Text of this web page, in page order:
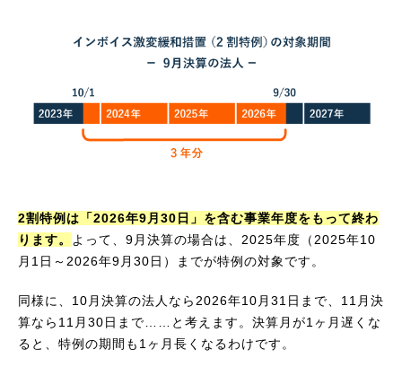
2割特例は「2026年9月30日」を含む事業年度をもって終わ
ります。
よって、9月決算の場合は、2025年度（2025年10
月1日～2026年9月30日）までが特例の対象です。
同様に、10月決算の法人なら2026年10月31日まで、11月決
算なら11月30日まで……と考えます。決算月が1ヶ月遅くな
ると、特例の期間も1ヶ月長くなるわけです。